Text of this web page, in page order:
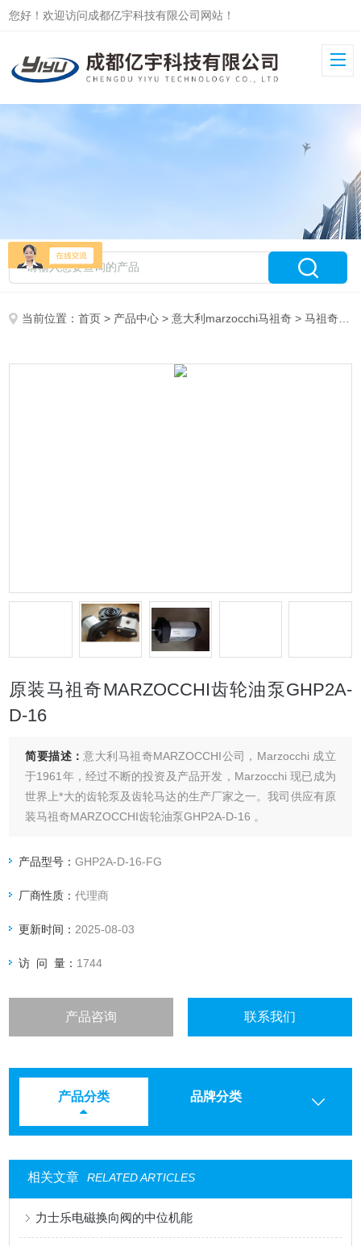
您好！欢迎访问成都亿宇科技有限公司网站！
当前位置：首页 > 产品中心 >意大利marzocchi马祖奇 >马祖奇GHP
原装马祖奇MARZOCCHI齿轮油泵GHP2A-
D-16
简要描述：意大利马祖奇MARZOCCHI公司，Marzocchi 成立
于1961年，经过不断的投资及产品开发，Marzocchi 现已成为
世界上*大的齿轮泵及齿轮马达的生产厂家之一。我司供应有原
装马祖奇MARZOCCHI齿轮油泵GHP2A-D-16 。
产品型号：GHP2A-D-16-FG
厂商性质：代理商
更新时间： 2025-08-03
访 问 量： 1744
产品咨询 联系我们
产品分类 品牌分类
相关文章 RELATED ARTICLES
力士乐电磁换向阀的中位机能